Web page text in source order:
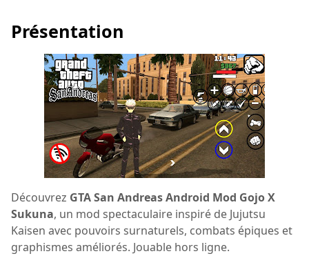
Présentation
Découvrez GTA San Andreas Android Mod Gojo X
Sukuna, un mod spectaculaire inspiré de Jujutsu
Kaisen avec pouvoirs surnaturels, combats épiques et
graphismes améliorés. Jouable hors ligne.